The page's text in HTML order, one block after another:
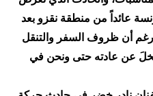
عائداً من منطقة نقزو بعد
أن ظروف السفر والتنقل
عن عادته حتى ونحن في